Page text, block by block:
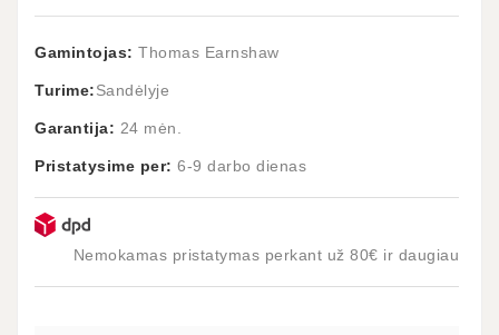
Gamintojas: Thomas Earnshaw
Turime:Sandėlyje
Garantija: 24 mėn.
Pristatysime per: 6-9 darbo dienas
Nemokamas pristatymas perkant už 80€ ir daugiau